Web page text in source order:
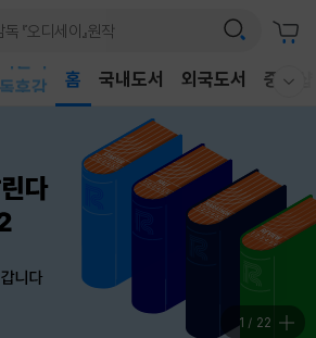
독후감
홈 국내도서 외국도서 중고샵
1 / 22